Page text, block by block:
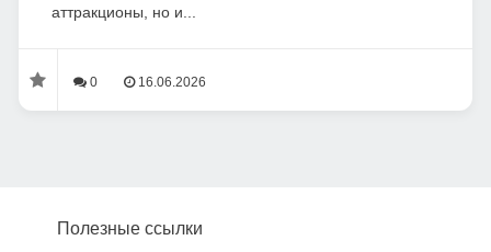
аттракционы, но и...
0 16.06.2026
Полезные ссылки